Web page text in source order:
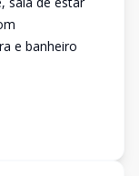
e banheiro